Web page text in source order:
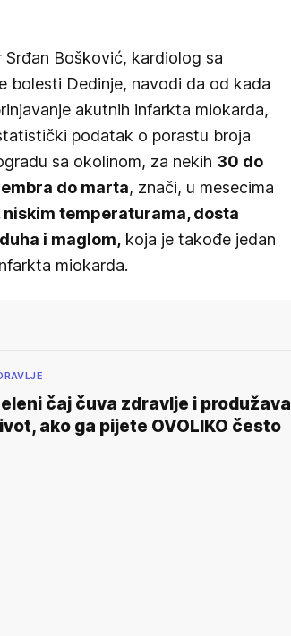
Bošković, kardiolog sa
bolesti Dedinje, navodi da od kada
akutnih infarkta miokarda,
podatak o porastu broja
sa okolinom, za nekih 30 do
do marta, znači, u mesecima
temperaturama, dosta
i maglom, koja je takođe jedan
miokarda.
čaj čuva zdravlje i produžava
ako ga pijete OVOLIKO često